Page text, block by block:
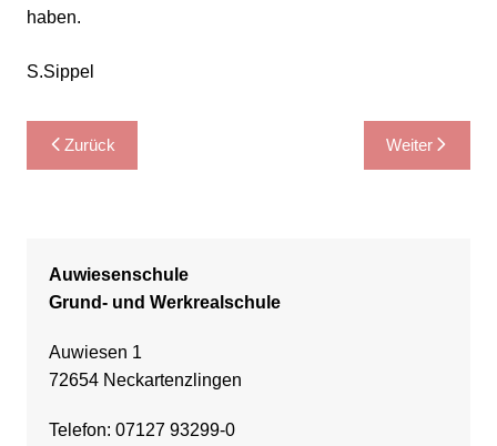
haben.
S.Sippel
Beitragsnavigation
Zurück Weiter
Auwiesenschule
Grund- und Werkrealschule
Auwiesen 1
72654 Neckartenzlingen
Telefon: 07127 93299-0